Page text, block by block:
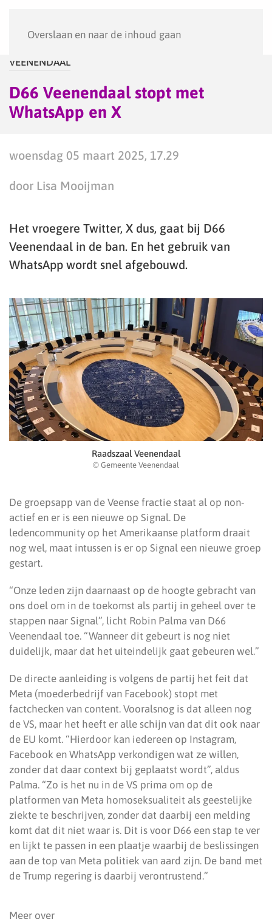
Overslaan en naar de inhoud gaan
VEENENDAAL
D66 Veenendaal stopt met
WhatsApp en X
woensdag 05 maart 2025, 17.29
door Lisa Mooijman
Het vroegere Twitter, X dus, gaat bij D66
Veenendaal in de ban. En het gebruik van
WhatsApp wordt snel afgebouwd.
Raadszaal Veenendaal
© Gemeente Veenendaal
De groepsapp van de Veense fractie staat al op non-
actief en er is een nieuwe op Signal. De
ledencommunity op het Amerikaanse platform draait
nog wel, maat intussen is er op Signal een nieuwe groep
gestart.
“Onze leden zijn daarnaast op de hoogte gebracht van
ons doel om in de toekomst als partij in geheel over te
stappen naar Signal”, licht Robin Palma van D66
Veenendaal toe. “Wanneer dit gebeurt is nog niet
duidelijk, maar dat het uiteindelijk gaat gebeuren wel.”
De directe aanleiding is volgens de partij het feit dat
Meta (moederbedrijf van Facebook) stopt met
factchecken van content. Vooralsnog is dat alleen nog
de VS, maar het heeft er alle schijn van dat dit ook naar
de EU komt. “Hierdoor kan iedereen op Instagram,
Facebook en WhatsApp verkondigen wat ze willen,
zonder dat daar context bij geplaatst wordt”, aldus
Palma. “Zo is het nu in de VS prima om op de
platformen van Meta homoseksualiteit als geestelijke
ziekte te beschrijven, zonder dat daarbij een melding
komt dat dit niet waar is. Dit is voor D66 een stap te ver
en lijkt te passen in een plaatje waarbij de beslissingen
aan de top van Meta politiek van aard zijn. De band met
de Trump regering is daarbij verontrustend.”
Meer over